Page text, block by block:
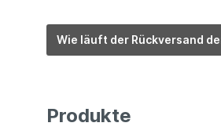
Wie läuft der Rückversand
Produkte